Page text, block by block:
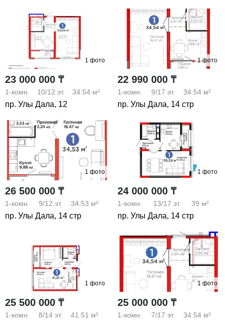
1 фото
23 000 000 ₸
1-комн. 10/12 эт. 34.54 м²
пр. Улы Дала, 12
1 фото
22 990 000 ₸
1-комн. 9/17 эт. 34.54 м²
пр. Улы Дала, 14 стр
1 фото
26 500 000 ₸
1-комн. 9/12 эт. 34.53 м²
пр. Улы Дала, 14 стр
1 фото
24 000 000 ₸
1-комн. 13/17 эт. 39 м²
пр. Улы Дала, 14 стр
1 фото
25 500 000 ₸
1-комн. 8/14 эт. 41.51 м²
1 фото
25 000 000 ₸
1-комн. 7/17 эт. 34.54 м²